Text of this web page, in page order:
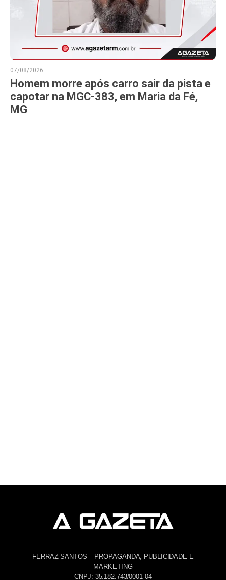
07/08/2026
Homem morre após carro sair da pista e
capotar na MGC-383, em Maria da Fé,
MG
FERRAZ SANTOS – PROPAGANDA, PUBLICIDADE E
MARKETING
CNPJ: 35.182.743/0001-04